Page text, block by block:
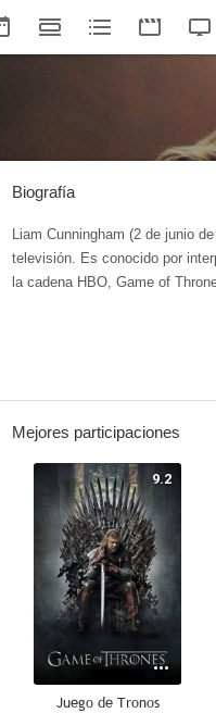
Biografía
Liam Cunningham (2 de junio
televisión. Es conocido por
la cadena HBO, Game of
Mejores participaciones
9.2
Juego de Tronos